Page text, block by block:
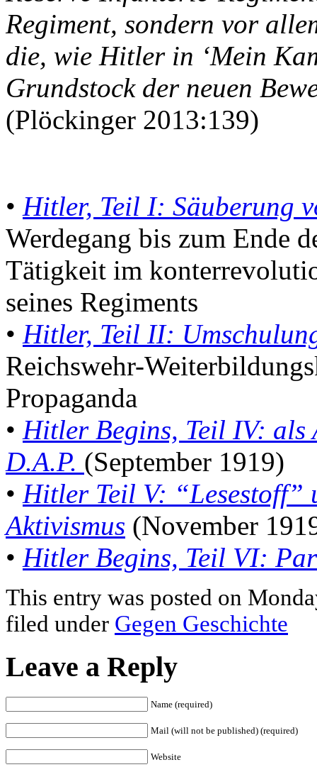
Regiment, sondern vor
die, wie Hitler in ‘Mein
Grundstock der neuen
(Plöckinger 2013:139)
• Hitler, Teil I: Säuberung
Werdegang bis zum Ende
Tätigkeit im
seines Regiments
• Hitler, Teil II:
Reichswehr-
Propaganda
• Hitler Begins, Teil IV: als
D.A.P. (September 1919)
• Hitler Teil V: “Lesestoff”
Aktivismus (November
• Hitler Begins, Teil VI:
This entry was posted on
filed under Gegen Geschichte
Leave a Reply
Name (required)
Mail (will not be published) (required)
Website